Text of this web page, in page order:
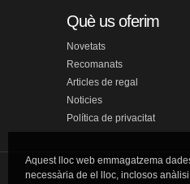
Què us oferim
Novetats
Recomanats
Articles de regal
Noticies
Política de privacitat
Aquest lloc web emmagatzema
necessària de el lloc, inclosos